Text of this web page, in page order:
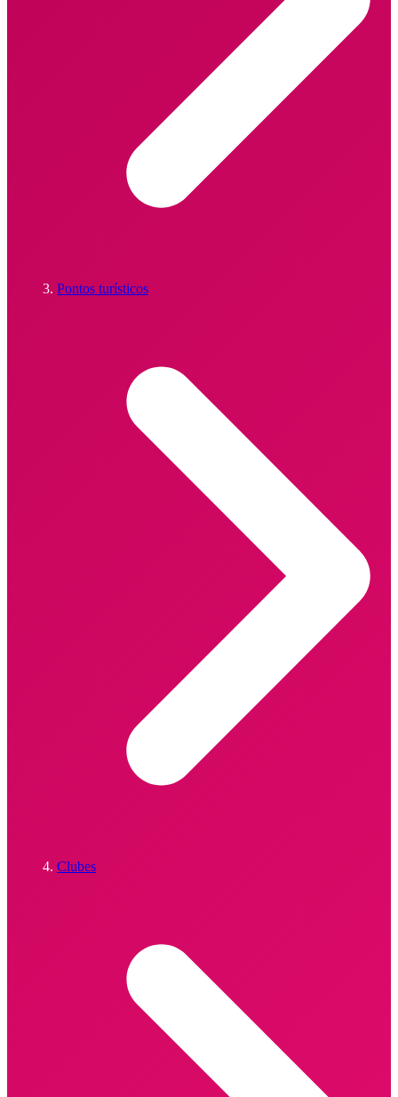
Pontos turísticos
Clubes